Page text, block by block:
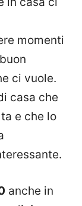
momenti
ci vuole.
casa che
e che lo
anche in